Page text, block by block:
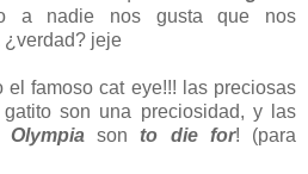
a nadie nos gusta que nos
¿verdad? jeje
el famoso cat eye!!! las preciosas
son una preciosidad, y las
Olympia son to die for! (para